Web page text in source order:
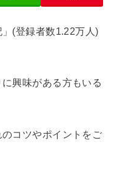
」(登録者数1.22万人)
興味がある方もいる
コツやポイントをご